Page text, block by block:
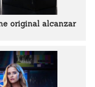
original alcanzar